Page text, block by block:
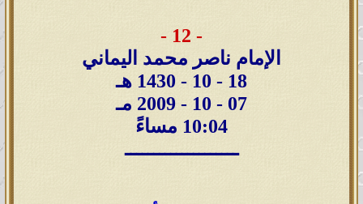
- 12 -
الإمام ناصر محمد اليماني
18 - 10 - 1430 هـ
07 - 10 - 2009 مـ
10:04 مساءً
ــــــــــــــــــــ